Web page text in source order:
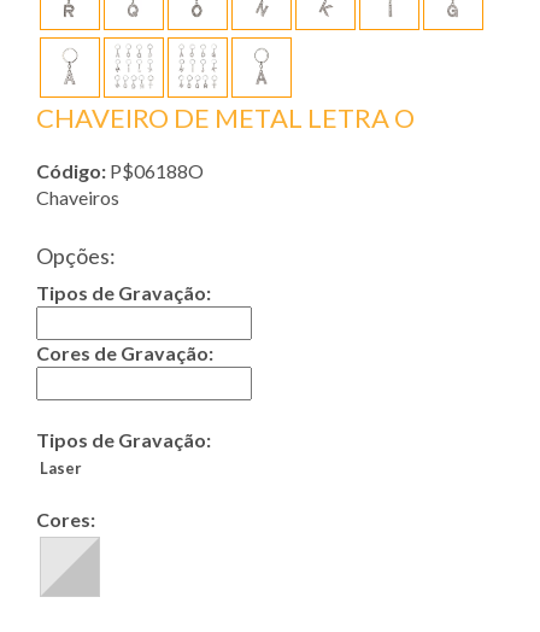
CHAVEIRO DE METAL LETRA O
Código: P$06188O
Chaveiros
Opções:
Tipos de Gravação:
Cores de Gravação:
Tipos de Gravação:
Laser
Cores: